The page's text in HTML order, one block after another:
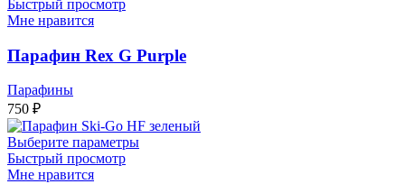
Быстрый просмотр
Мне нравится
Парафин Rex G Purple
Парафины
750 ₽
Выберите параметры
Быстрый просмотр
Мне нравится